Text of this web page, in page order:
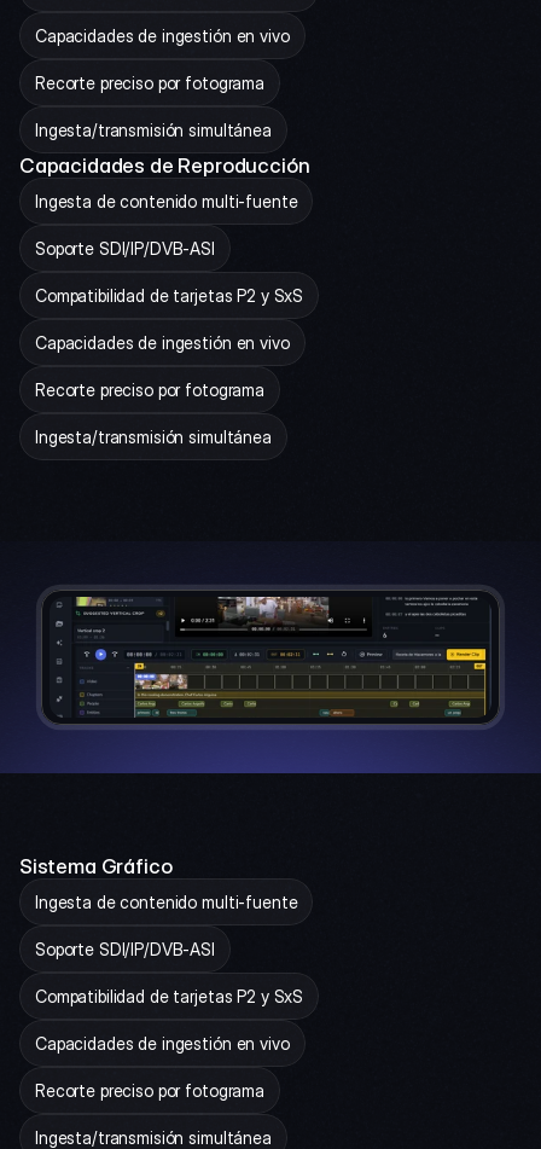
Capacidades de ingestión en vivo
Recorte preciso por fotograma
Ingesta/transmisión simultánea
Capacidades de Reproducción
Ingesta de contenido multi-fuente
Soporte SDI/IP/DVB-ASI
Compatibilidad de tarjetas P2 y SxS
Capacidades de ingestión en vivo
Recorte preciso por fotograma
Ingesta/transmisión simultánea
Sistema Gráfico
Ingesta de contenido multi-fuente
Soporte SDI/IP/DVB-ASI
Compatibilidad de tarjetas P2 y SxS
Capacidades de ingestión en vivo
Recorte preciso por fotograma
Ingesta/transmisión simultánea